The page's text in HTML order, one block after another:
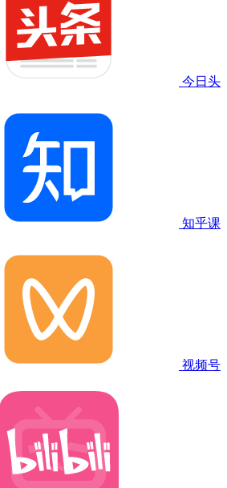
今日头
知乎课
视频号